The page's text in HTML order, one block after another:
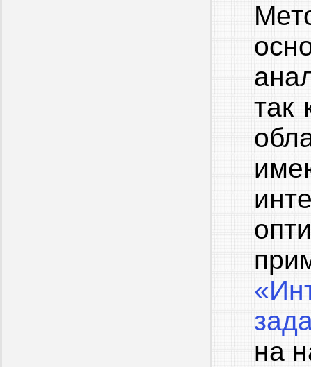
так
на